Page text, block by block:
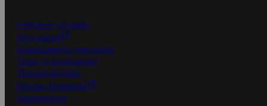
S-Business yrityksille
Oiva-raportit
Osuuskauppojen yhteystiedot
Tilaus- ja toimitusehdot
Tietosuojakäytäntö
Palvelun käyttöehdot
Saavutettavuus